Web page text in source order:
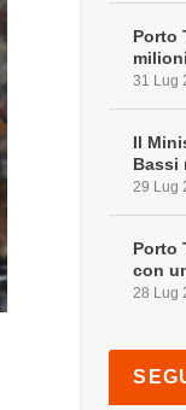
Porto
31 Lug
Il
Bassi
29 Lug
Porto
con
28 Lug